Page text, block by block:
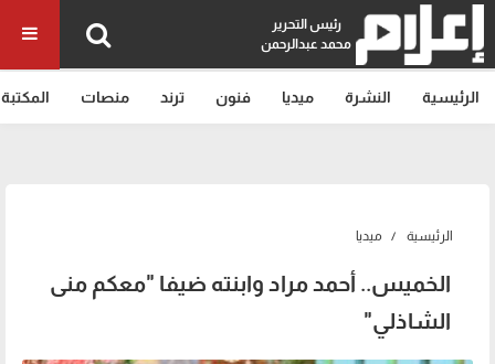
رئيس التحرير
محمد عبدالرحمن
الرئيسية النشرة ميديا فنون ترند منصات المكتبة
الرئيسية ميديا
الخميس.. أحمد مراد وابنته ضيفا "معكم منى
الشاذلي"